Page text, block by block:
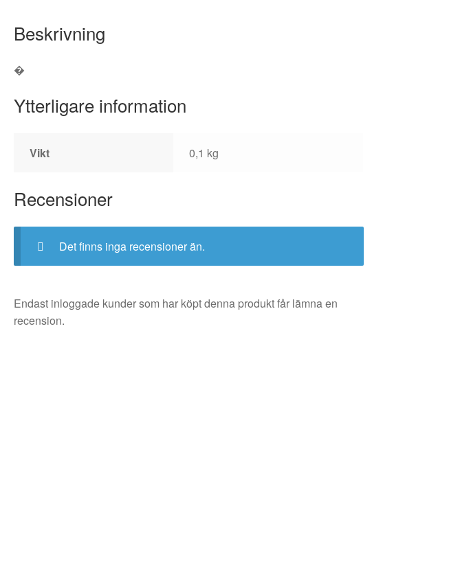
Beskrivning
�
Ytterligare information
Vikt 0,1 kg
Recensioner
Det finns inga recensioner än.
Endast inloggade kunder som har köpt denna produkt får lämna en
recension.